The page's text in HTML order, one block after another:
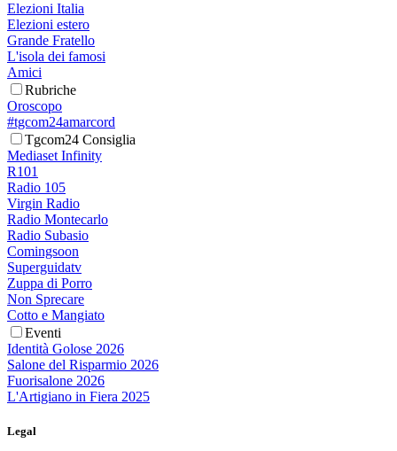
Elezioni Italia
Elezioni estero
Grande Fratello
L'isola dei famosi
Amici
Rubriche
Oroscopo
#tgcom24amarcord
Tgcom24 Consiglia
Mediaset Infinity
R101
Radio 105
Virgin Radio
Radio Montecarlo
Radio Subasio
Comingsoon
Superguidatv
Zuppa di Porro
Non Sprecare
Cotto e Mangiato
Eventi
Identità Golose 2026
Salone del Risparmio 2026
Fuorisalone 2026
L'Artigiano in Fiera 2025
Legal